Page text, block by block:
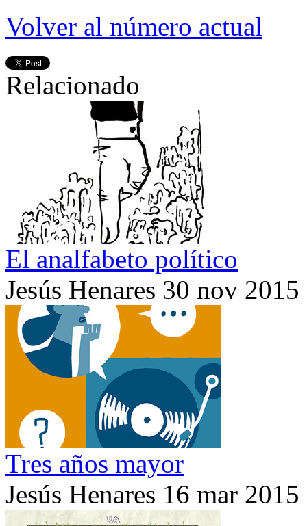
Volver al número actual
Relacionado
El analfabeto político
Jesús Henares 30 nov 2015
Tres años mayor
Jesús Henares 16 mar 2015